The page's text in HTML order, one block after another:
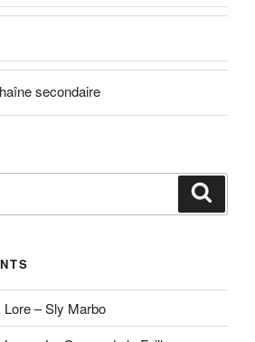
secondaire
– Sly Marbo